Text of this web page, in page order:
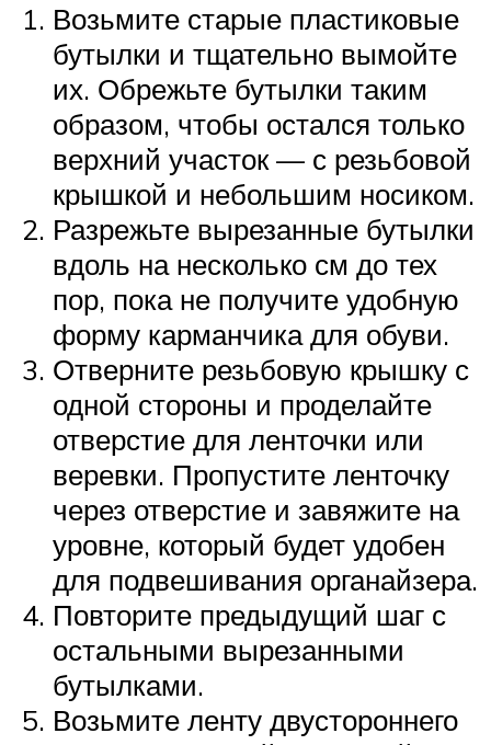
Возьмите старые пластиковые
бутылки и тщательно вымойте
их. Обрежьте бутылки таким
образом, чтобы остался только
верхний участок — с резьбовой
крышкой и небольшим носиком.
Разрежьте вырезанные бутылки
вдоль на несколько см до тех
пор, пока не получите удобную
форму карманчика для обуви.
Отверните резьбовую крышку с
одной стороны и проделайте
отверстие для ленточки или
веревки. Пропустите ленточку
через отверстие и завяжите на
уровне, который будет удобен
для подвешивания органайзера.
Повторите предыдущий шаг с
остальными вырезанными
бутылками.
Возьмите ленту двустороннего